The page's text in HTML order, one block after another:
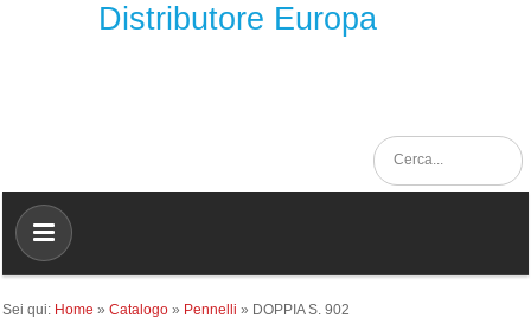
Distributore Europa
Sei qui: Home » Catalogo » Pennelli » DOPPIA S. 902